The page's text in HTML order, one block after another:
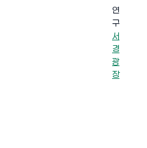
연
구
서
경
광
장